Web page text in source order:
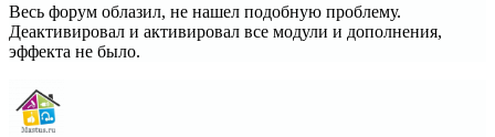
Весь форум облазил, не нашел подобную проблему.
Деактивировал и активировал все модули и дополнения,
эффекта не было.